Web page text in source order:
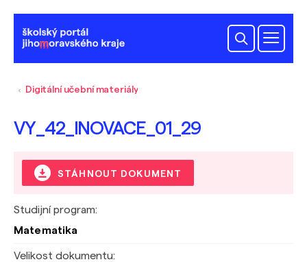
Digitální učební materiály
VY_42_INOVACE_01_29
STÁHNOUT DOKUMENT
Studijní program:
Matematika
Velikost dokumentu: